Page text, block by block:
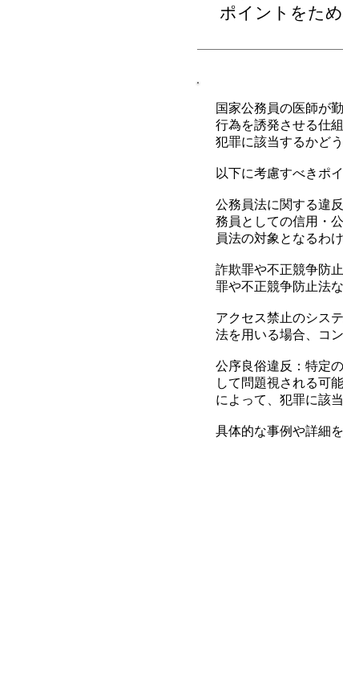
ポイントをた
国家公務員の医師が
行為を誘発させる仕
犯罪に該当するかど
以下に考慮すべきポ
公務員法に関する違
務員としての信用・
員法の対象となるわ
詐欺罪や不正競争防
罪や不正競争防止法
アクセス禁止のシス
法を用いる場合、コ
公序良俗違反：特定
して問題視される可
によって、犯罪に該
具体的な事例や詳細